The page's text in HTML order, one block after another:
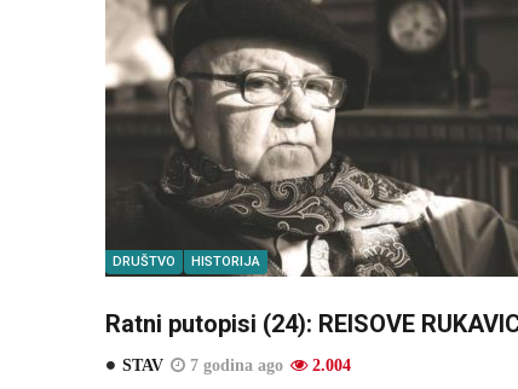
DRUŠTVO HISTORIJA
Ratni putopisi (24): REISOVE
STAV 7 godina ago 2.004